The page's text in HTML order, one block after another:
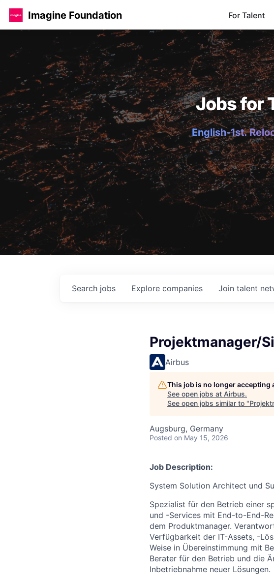
Imagine Foundation For Talent
Jobs for
English-1st.
Search jobs Explore companies Join talent
Projektmanager/
Airbus
This job is no longer accepting
See open jobs at Airbus.
See open jobs similar to "
Augsburg, Germany
Posted on May 15, 2026
Job Description:
System Solution Architect und
Spezialist für den Betrieb einer
und -Services mit End-to-End-
dem Produktmanager.
Verfügbarkeit der IT-Assets, -
Weise in Übereinstimmung mit
Berater für den Betrieb und die
Inbetriebnahme neuer Lösungen.